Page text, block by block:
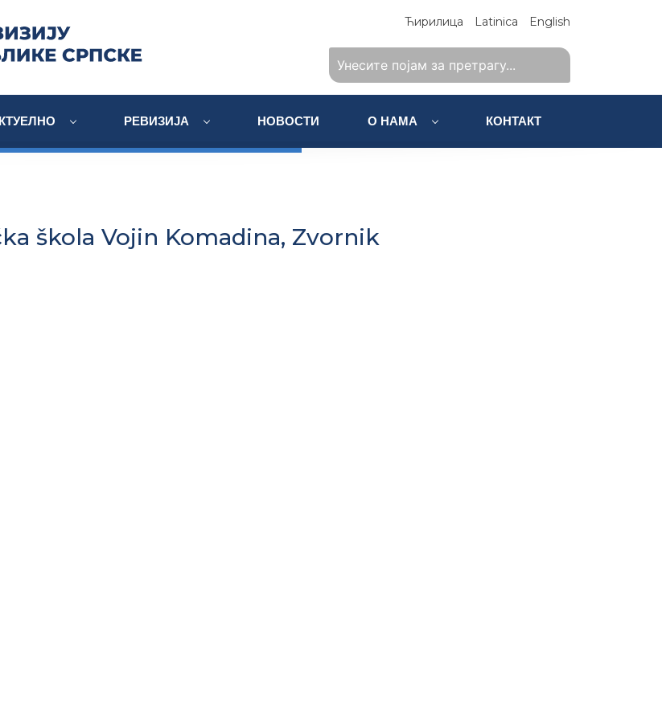
Ћирилица Latinica English
РЕВИЗИЈА НОВОСТИ О НАМА КОНТАКТ
škola Vojin Komadina, Zvornik